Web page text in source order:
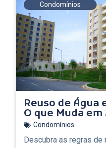
Condomínios
Reuso de Água
O que Muda em
Condomínios
Descubra as regras de